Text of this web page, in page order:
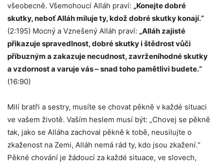
všeobecně. Všemohoucí Alláh praví: „Konejte dobré
skutky, neboť Alláh miluje ty, kdož dobré skutky konají.“
(2:195) Mocný a Vznešený Alláh praví: „Alláh zajisté
přikazuje spravedlnost, dobré skutky i štědrost vůči
příbuzným a zakazuje necudnost, zavrženíhodné skutky
a vzdornost a varuje vás – snad toho pamětlivi budete.“
(16:90)
Milí bratři a sestry, musíte se chovat pěkně v každé situaci
ve vašem životě. Vaším heslem musí být: „Chovej se pěkně
tak, jako se Alláha zachoval pěkně k tobě, neusilujte o
zkaženost na Zemi, Alláh nemá rád ty, kdo jsou zkažení.“
Pěkné chování je žádoucí za každé situace, ve slovech,